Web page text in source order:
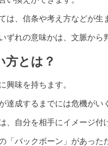
は、信条や考え方などが生
ずれの意味かは、文脈から
方とは？
興味を持ちます。
達成するまでには危機がい
、自分を相手にイメージ付
「バックボーン」があっ